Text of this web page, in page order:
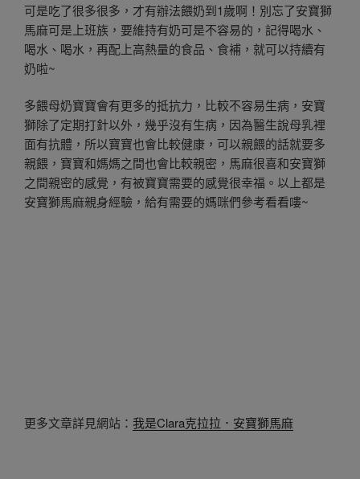
可是吃了很多很多，才有辦法餵奶到1歲啊！別忘了安寶獅
馬麻可是上班族，要維持有奶可是不容易的，記得喝水、
喝水、喝水，再配上高熱量的食品、食補，就可以持續有
奶啦~
多餵母奶寶寶會有更多的抵抗力，比較不容易生病，安寶
獅除了定期打針以外，幾乎沒有生病，因為醫生說母乳裡
面有抗體，所以寶寶也會比較健康，可以親餵的話就要多
親餵，寶寶和媽媽之間也會比較親密，馬麻很喜和安寶獅
之間親密的感覺，有被寶寶需要的感覺很幸福。以上都是
安寶獅馬麻親身經驗，給有需要的媽咪們參考看看嘍~
更多文章詳見網站： 我是Clara克拉拉．安寶獅馬麻